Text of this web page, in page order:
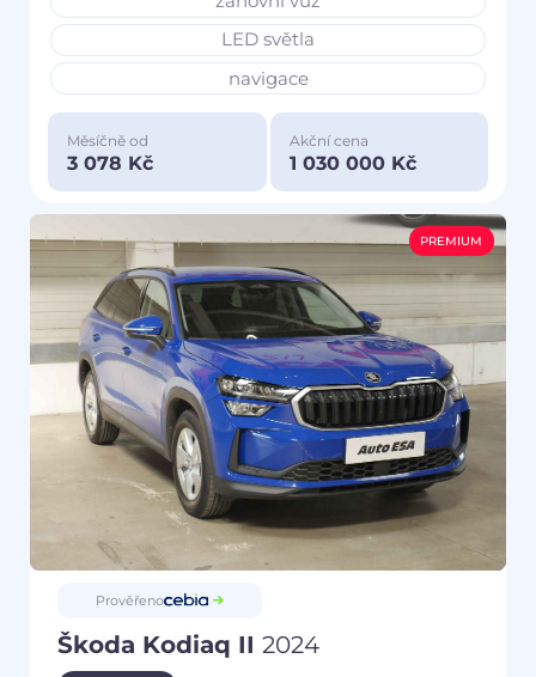
LED světla
navigace
Měsíčně od
3 078 Kč
Akční cena
1 030 000 Kč
PREMIUM
Prověřeno
Škoda Kodiaq II 2024